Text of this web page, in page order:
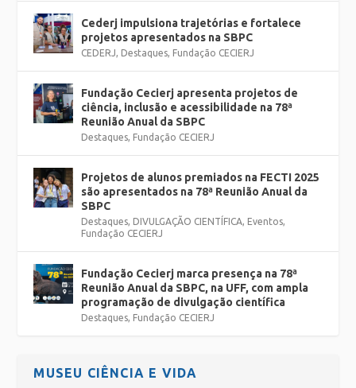
Cederj impulsiona trajetórias e fortalece
projetos apresentados na SBPC
CEDERJ, Destaques, Fundação CECIERJ
Fundação Cecierj apresenta projetos de
ciência, inclusão e acessibilidade na 78ª
Reunião Anual da SBPC
Destaques, Fundação CECIERJ
Projetos de alunos premiados na FECTI 2025
são apresentados na 78ª Reunião Anual da
SBPC
Destaques, DIVULGAÇÃO CIENTÍFICA, Eventos,
Fundação CECIERJ
Fundação Cecierj marca presença na 78ª
Reunião Anual da SBPC, na UFF, com ampla
programação de divulgação científica
Destaques, Fundação CECIERJ
MUSEU CIÊNCIA E VIDA